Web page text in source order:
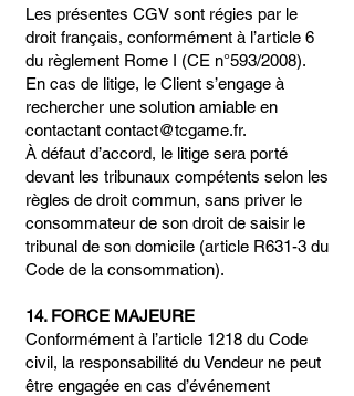
Les présentes CGV sont régies par le
droit français, conformément à l’article 6
du règlement Rome I (CE n°593/2008).
En cas de litige, le Client s’engage à
rechercher une solution amiable en
contactant contact@tcgame.fr.
À défaut d’accord, le litige sera porté
devant les tribunaux compétents selon les
règles de droit commun, sans priver le
consommateur de son droit de saisir le
tribunal de son domicile (article R631-3 du
Code de la consommation).
14. FORCE MAJEURE
Conformément à l’article 1218 du Code
civil, la responsabilité du Vendeur ne peut
être engagée en cas d’événement